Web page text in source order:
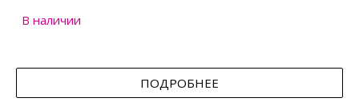
В наличии
ПОДРОБНЕЕ